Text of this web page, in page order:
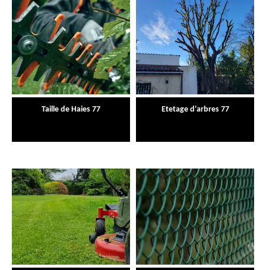
Taille de Haies 77 Etetage d'arbres 77